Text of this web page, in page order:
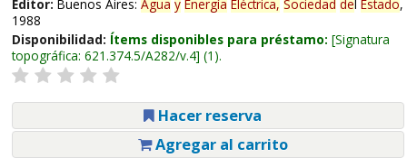
Editor: Buenos Aires: Agua y Energía Eléctrica, Sociedad del Estado,
1988
Disponibilidad: Ítems disponibles para préstamo: Signatura
topográfica: 621.374.5/A282/v.4 (1).
Hacer reserva
Agregar al carrito